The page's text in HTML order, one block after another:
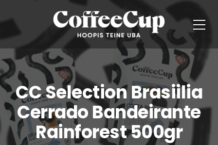
CC Selection Brasiilia
Cerrado Bandeirante
Rainforest 500gr